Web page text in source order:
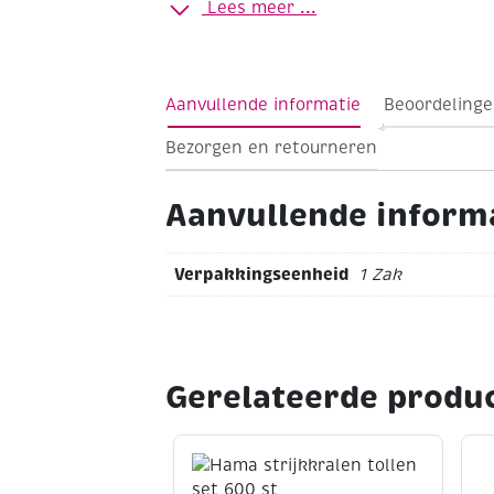
artikelnummer 254327
Lees meer ...
Aanvullende informatie
Bezorgen en retourneren
Aanvullende
Verpakkingseenheid 1 Zak
Gerelateerde